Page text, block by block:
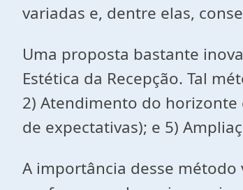
variadas e, dentre elas,
Uma proposta bastante
Estética da Recepção. Tal
2) Atendimento do
de expectativas); e 5)
A importância desse